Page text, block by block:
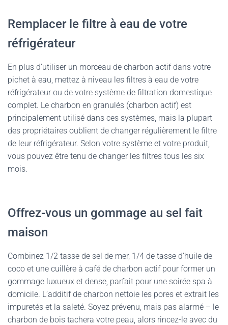
Remplacer le filtre à eau de votre
réfrigérateur
En plus d’utiliser un morceau de charbon actif dans votre
pichet à eau, mettez à niveau les filtres à eau de votre
réfrigérateur ou de votre système de filtration domestique
complet. Le charbon en granulés (charbon actif) est
principalement utilisé dans ces systèmes, mais la plupart
des propriétaires oublient de changer régulièrement le filtre
de leur réfrigérateur. Selon votre système et votre produit,
vous pouvez être tenu de changer les filtres tous les six
mois.
Offrez-vous un gommage au sel fait
maison
Combinez 1/2 tasse de sel de mer, 1/4 de tasse d’huile de
coco et une cuillère à café de charbon actif pour former un
gommage luxueux et dense, parfait pour une soirée spa à
domicile. L’additif de charbon nettoie les pores et extrait les
impuretés et la saleté. Soyez prévenu, mais pas alarmé – le
charbon de bois tachera votre peau, alors rincez-le avec du